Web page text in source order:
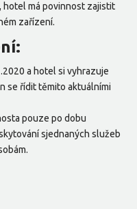
má povinnost zajistit
zařízení.
a hotel si vyhrazuje
se řídit těmito aktuálními
pouze po dobu
sjednaných služeb